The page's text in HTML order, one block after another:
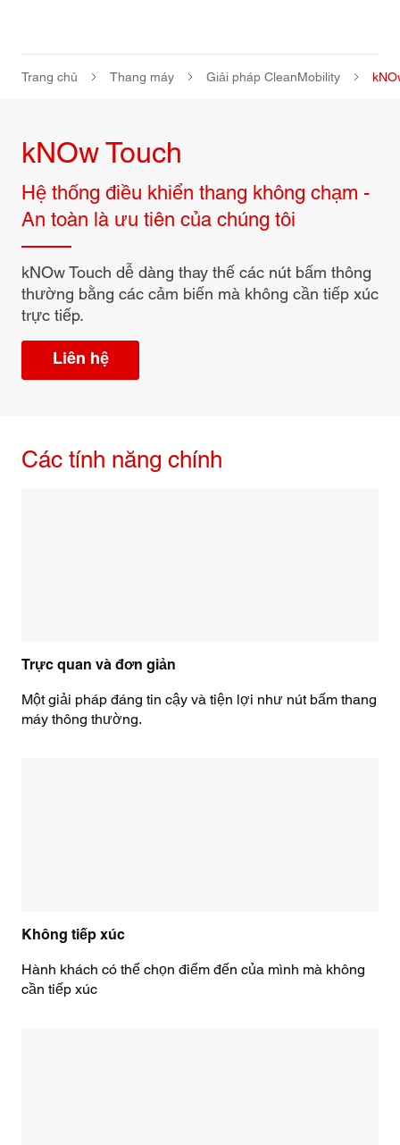
Trang chủ Thang máy Giải pháp CleanMobility
kNOw Touch
Hệ thống điều khiển thang không chạm -
An toàn là ưu tiên của chúng tôi
kNOw Touch dễ dàng thay thế các nút bấm thông
thường bằng các cảm biến mà không cần tiếp xúc
trực tiếp.
Liên hệ
Các tính năng chính
Trực quan và đơn giản
Một giải pháp đáng tin cậy và tiện lợi như nút bấm thang
máy thông thường.
Không tiếp xúc
Hành khách có thể chọn điểm đến của mình mà không
cần tiếp xúc